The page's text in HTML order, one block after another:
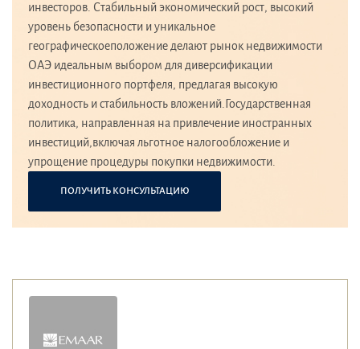
инвесторов. Стабильный экономический рост, высокий
уровень безопасности и уникальное
географическоеположение делают рынок недвижимости
ОАЭ идеальным выбором для диверсификации
инвестиционного портфеля, предлагая высокую
доходность и стабильность вложений.Государственная
политика, направленная на привлечение иностранных
инвестиций,включая льготное налогообложение и
упрощение процедуры покупки недвижимости.
ПОЛУЧИТЬ КОНСУЛЬТАЦИЮ